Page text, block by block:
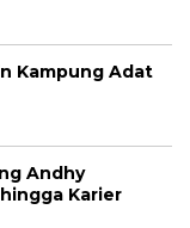
Kampung Adat
Andhy
Karier